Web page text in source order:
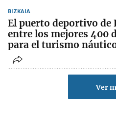
BIZKAIA
El puerto deportivo de
entre los mejores 400
para el turismo
Ver